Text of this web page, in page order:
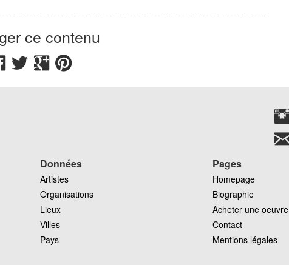
ce contenu
Données
Artistes
Organisations
Lieux
Villes
Pays
Pages
Homepage
Biographie
Acheter une oeuvre
Contact
Mentions légales